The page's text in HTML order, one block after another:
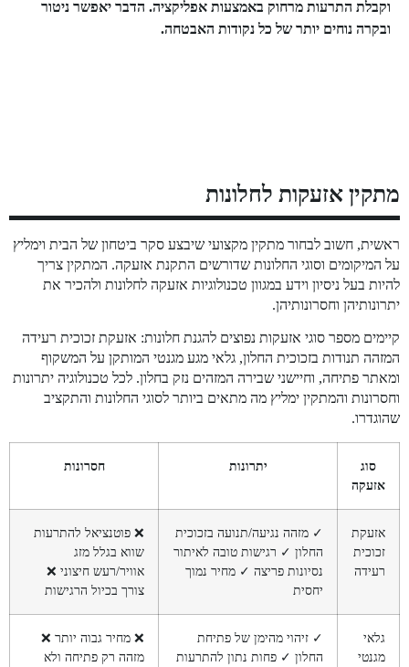
וקבלת התרעות מרחוק באמצעות אפליקציה. הדבר יאפשר ניטור
ובקרה נוחים יותר של כל נקודות האבטחה.
מתקין אזעקות לחלונות
ראשית, חשוב לבחור מתקין מקצועי שיבצע סקר ביטחון של הבית וימליץ
על המיקומים וסוגי החלונות שדורשים התקנת אזעקה. המתקין צריך
להיות בעל ניסיון וידע במגוון טכנולוגיות אזעקה לחלונות ולהכיר את
יתרונותיהן וחסרונותיהן.
קיימים מספר סוגי אזעקות נפוצים להגנת חלונות: אזעקת זכוכית רעידה
המזהה תנודות בזכוכית החלון, גלאי מגע מגנטי המותקן על המשקוף
ומאתר פתיחה, וחיישני שבירה המזהים נזק בחלון. לכל טכנולוגיה יתרונות
וחסרונות והמתקין ימליץ מה מתאים ביותר לסוגי החלונות והתקציב
שהוגדרו.
סוג
אזעקה
יתרונות חסרונות
אזעקת
זכוכית
רעידה
✓ מזהה נגיעה/תנועה בזכוכית
החלון ✓ רגישות טובה לאיתור
נסיונות פריצה ✓ מחיר נמוך
יחסית
❌ פוטנציאל להתרעות
שווא בגלל מזג
אוויר/רעש חיצוני ❌
צורך בכיול הרגישות
גלאי
מגנטי
✓ זיהוי מהימן של פתיחת
החלון ✓ פחות נתון להתרעות
❌ מחיר גבוה יותר ❌
מזהה רק פתיחה ולא